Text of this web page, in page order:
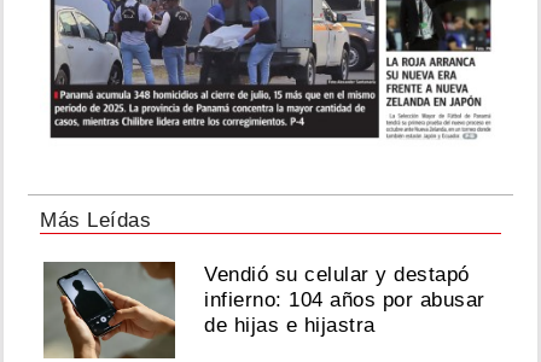
Más Leídas
Vendió su celular y destapó
infierno: 104 años por abusar
de hijas e hijastra